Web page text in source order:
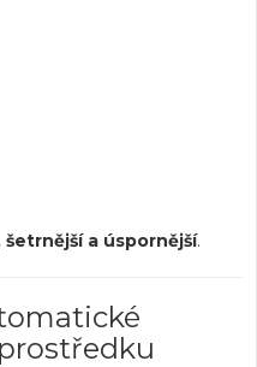
a úspornější.